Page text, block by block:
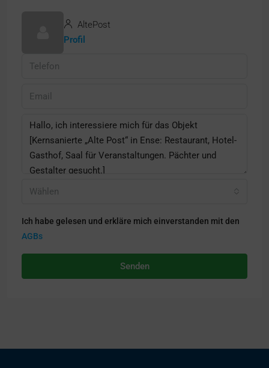
AltePost
Profil
Wählen
Ich habe gelesen und erkläre mich einverstanden mit den
AGBs
Senden